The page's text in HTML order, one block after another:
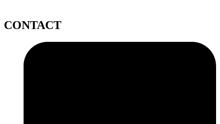
CONTACT